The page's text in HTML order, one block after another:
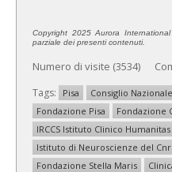
Copyright 2025 Aurora
parziale dei presenti contenuti.
Numero di visite (3534)
Tags: Pisa
Consiglio
Fondazione Pisa
Fondazione
IRCCS Istituto Clinico Humanitas
Istituto di Neuroscienze del Cnr
Fondazione Stella Maris